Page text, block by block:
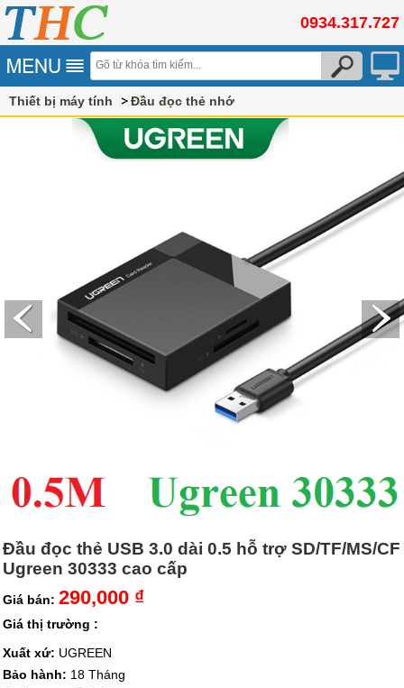
0934.317.727
Thiết bị máy tính Đầu đọc thẻ nhớ
Đầu đọc thẻ USB 3.0 dài 0.5 hỗ trợ SD/TF/MS/CF
Ugreen 30333 cao cấp
Giá bán: 290,000 ₫
Giá thị trường :
Xuất xứ: UGREEN
Bảo hành: 18 Tháng